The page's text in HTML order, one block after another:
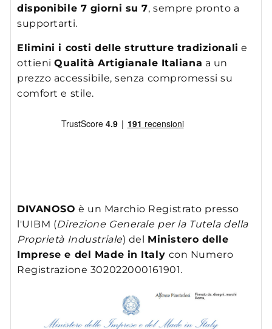
disponibile 7 giorni su 7, sempre pronto a
supportarti.
Elimini i costi delle strutture tradizionali e
ottieniQualità Artigianale Italiana a un
prezzo accessibile, senza compromessi su
comfort e stile.
DIVANOSO è un Marchio Registrato presso
l'UIBM (Direzione Generale per la Tutela della
Proprietà Industriale) del
Ministero delle
Imprese e del Made in Italy con Numero
Registrazione 302022000161901.